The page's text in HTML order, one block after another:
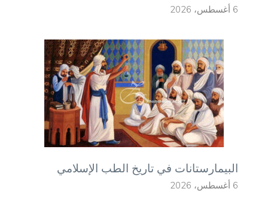
6 أغسطس، 2026
البيمارستانات في تاريخ الطب الإسلامي
6 أغسطس، 2026